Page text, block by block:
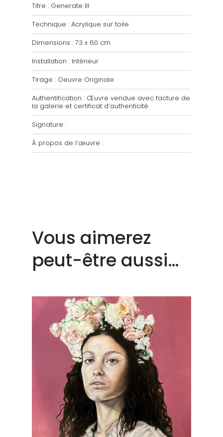
Titre : Generate III
Technique : Acrylique sur toile
Dimensions : 73 x 60 cm
Installation : Intérieur
Tirage : Oeuvre Originale
Authentification : Œuvre vendue avec facture de
la galerie et certificat d’authenticité
Signature :
À propos de l’œuvre :
Vous aimerez
peut-être aussi…